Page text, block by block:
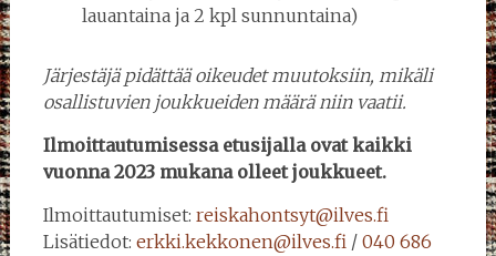
lauantaina ja 2 kpl sunnuntaina)
Järjestäjä pidättää oikeudet muutoksiin, mikäli
osallistuvien joukkueiden määrä niin vaatii.
Ilmoittautumisessa etusijalla ovat kaikki
vuonna 2023 mukana olleet joukkueet.
Ilmoittautumiset: reiskahontsyt@ilves.fi
Lisätiedot: erkki.kekkonen@ilves.fi/ 040 686